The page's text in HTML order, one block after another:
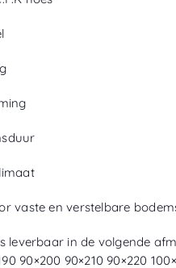
vaste en verstelbare
leverbaar in de volgende
90×200 90×210 90×220